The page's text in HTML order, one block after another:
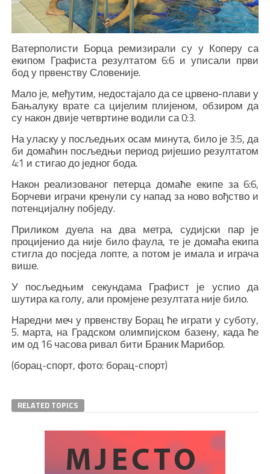
Ватерполисти Борца ремизирали су у Коперу са
екипом Графиста резултатом 6:6 и уписали први
бод у првенству Словеније.
Мало је, међутим, недостајало да се црвено-плави у
Бањалуку врате са цијелим плијеном, обзиром да
су након двије четвртине водили са 0:3.
На уласку у посљедњих осам минута, било је 3:5, да
би домаћин посљедњи период ријешио резултатом
4:1 и стигао до једног бода.
Након реализованог петерца домаће екипе за 6:6,
Борчеви играчи кренули су напад за ново вођство и
потенцијалну побједу.
Приликом дуела на два метра, судијски пар је
процијенио да није било фаула, те је домаћа екипа
стигла до посједа лопте, а потом је имала и играча
више.
У посљедњим секундама Графист је успио да
шутира ка голу, али промјене резултата није било.
Наредни меч у првенству Борац ће играти у суботу,
5. марта, на Градском олимпијском базену, када ће
им од 16 часова ривал бити Браник Марибор.
(борац-спорт, фото: борац-спорт)
RELATED TOPICS